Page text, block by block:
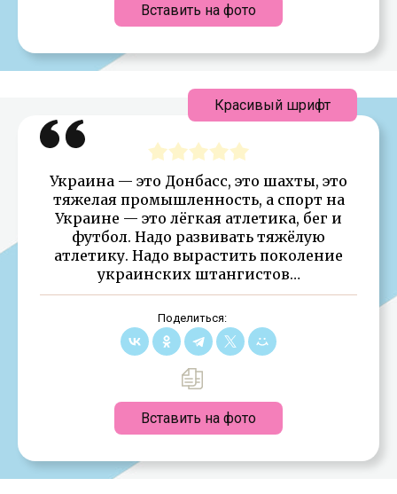
Вставить на фото
Украина — это Донбасс, это шахты, это
тяжелая промышленность, а спорт на
Украине — это лёгкая атлетика, бег и
футбол. Надо развивать тяжёлую
атлетику. Надо вырастить поколение
украинских штангистов…
Поделиться:
Вставить на фото
Красивый шрифт